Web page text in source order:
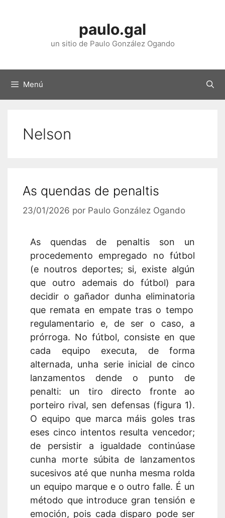
paulo.gal
un sitio de Paulo González Ogando
Menú
Nelson
As quendas de penaltis
23/01/2026 por Paulo González Ogando
As quendas de penaltis son un
procedemento empregado no fútbol
(e noutros deportes; si, existe algún
que outro ademais do fútbol)
para
decidir o gañador dunha eliminatoria
que remata en empatetras o tempo
regulamentario e, de ser o caso, a
prórroga. No fútbol, consiste en que
cada equipo executa, de forma
alternada, unha serie inicial de cinco
lanzamentos dende o punto de
penalti: un tiro directo fronte ao
porteiro rival, sen defensas (figura 1).
O equipo que marca máis goles tras
eses cinco intentos resulta vencedor;
de persistira igualdade continúase
cunha morte súbita de lanzamentos
sucesivos até que nunha mesma rolda
un equipo marque e o outro falle. É un
método que introduce gran tensión e
emoción, pois cada disparo pode ser